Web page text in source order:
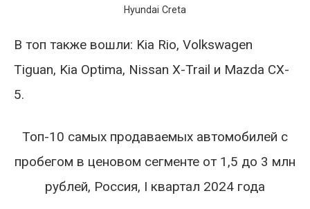
Hyundai Creta
В топ также вошли: Kia Rio, Volkswagen
Tiguan, Kia Optima, Nissan X-Trail и Mazda CX-
5.
Топ-10 самых продаваемых автомобилей с
пробегом в ценовом сегменте от 1,5 до 3 млн
рублей, Россия, I квартал 2024 года